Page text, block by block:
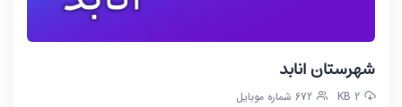
شهرستان انابد
2 KB 672 شماره موبایل